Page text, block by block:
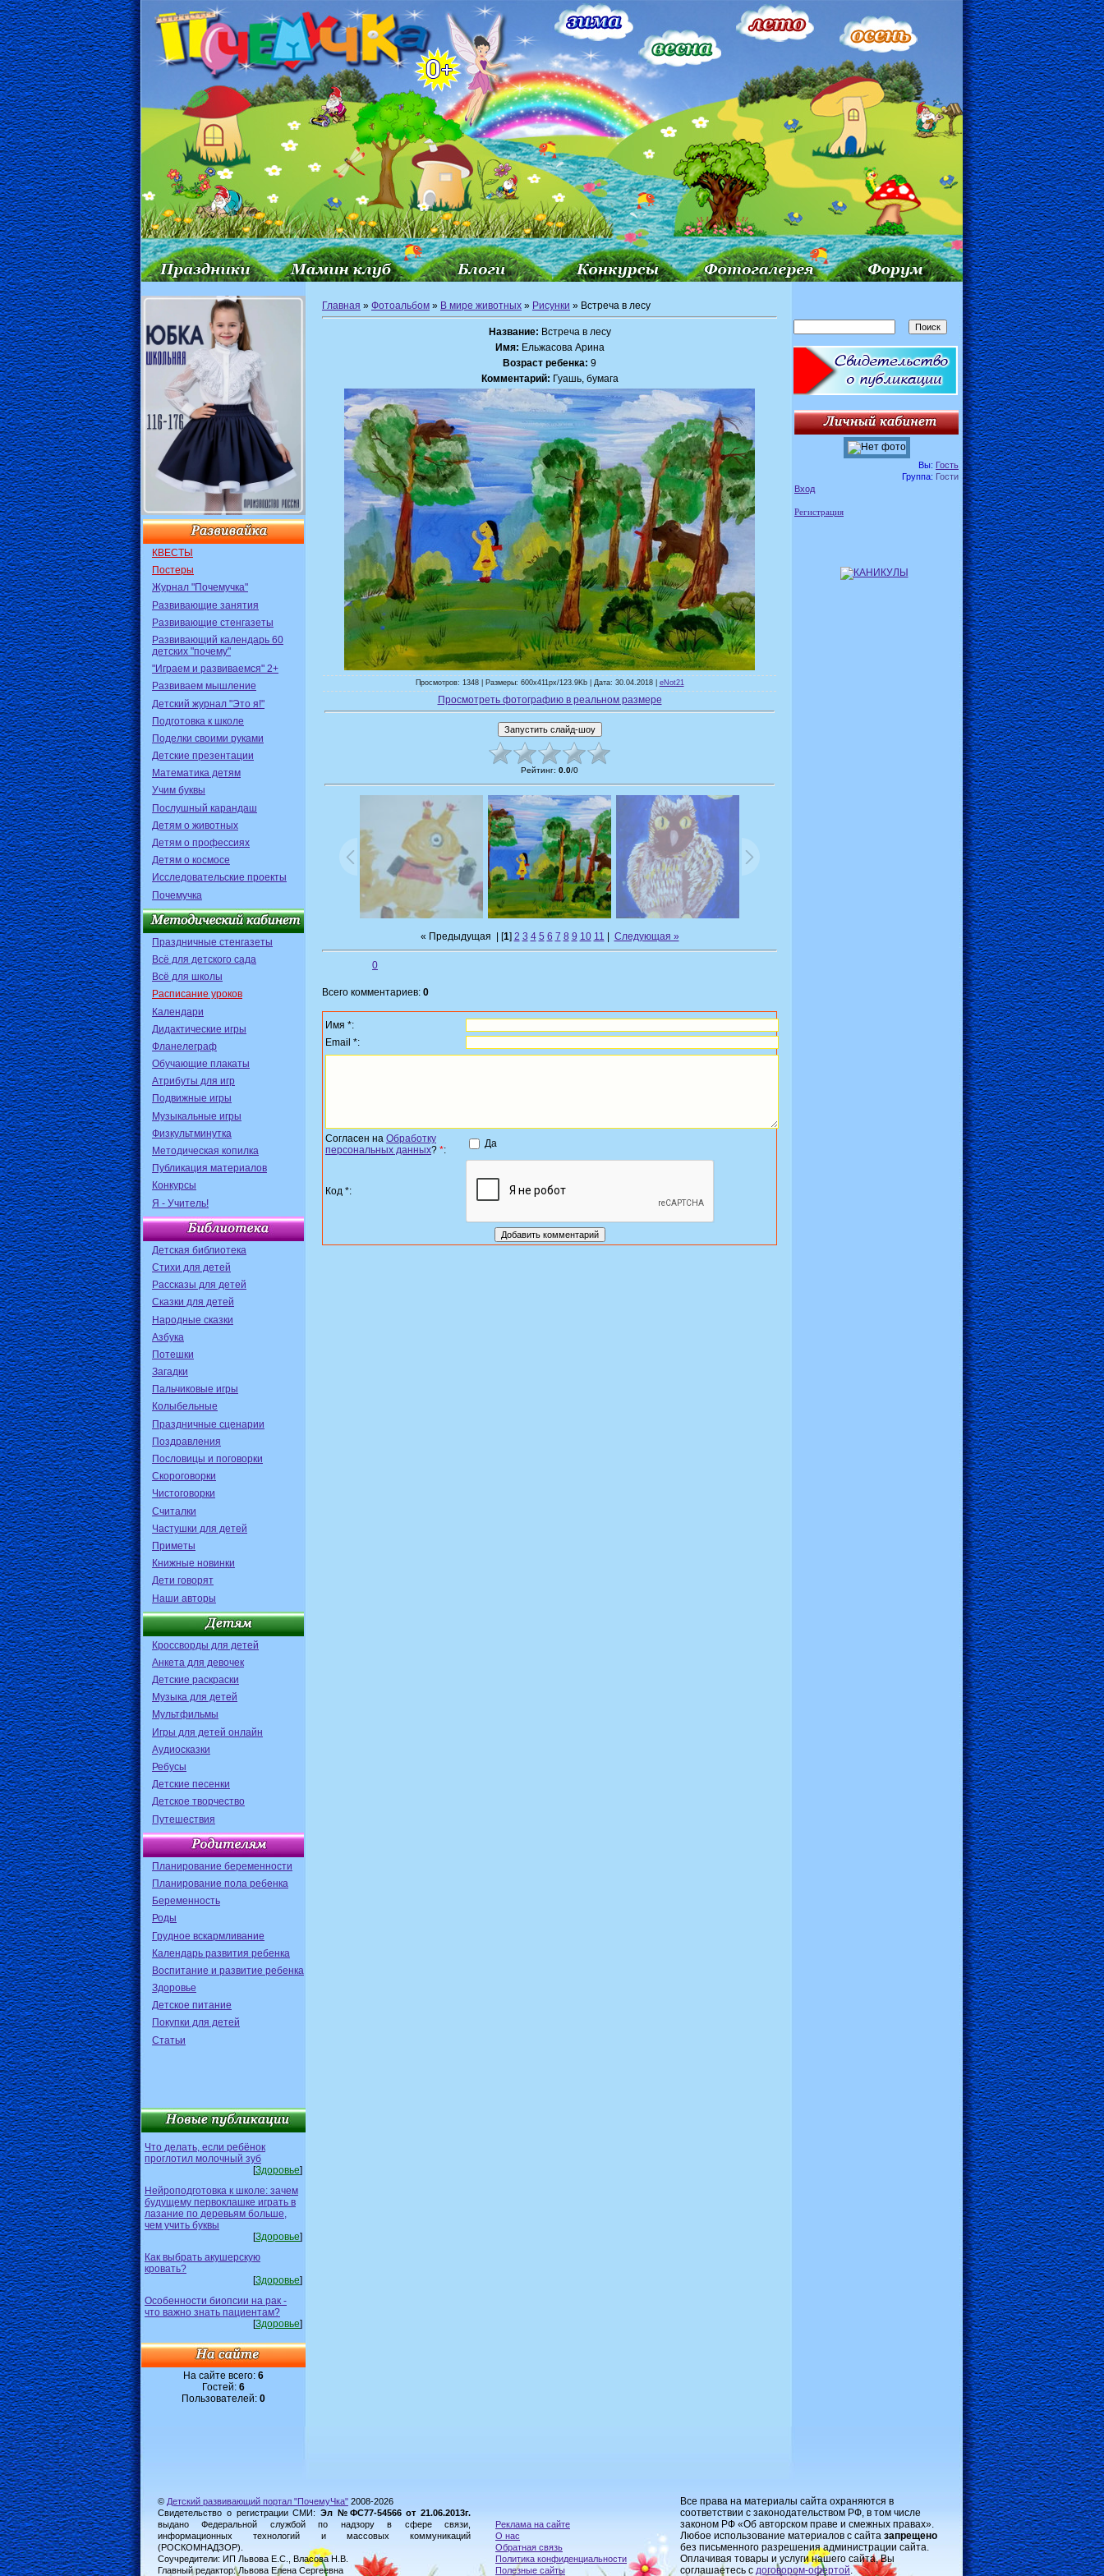
КВЕСТЫ
Постеры
Журнал "Почемучка"
Развивающие занятия
Развивающие стенгазеты
Развивающий календарь 60
детских "почему"
"Играем и развиваемся" 2+
Развиваем мышление
Детский журнал "Это я!"
Подготовка к школе
Поделки своими руками
Детские презентации
Математика детям
Учим буквы
Послушный карандаш
Детям о животных
Детям о профессиях
Детям о космосе
Исследовательские проекты
Почемучка
Праздничные стенгазеты
Всё для детского сада
Всё для школы
Расписание уроков
Календари
Дидактические игры
Фланелеграф
Обучающие плакаты
Атрибуты для игр
Подвижные игры
Музыкальные игры
Физкультминутка
Методическая копилка
Публикация материалов
Конкурсы
Я - Учитель!
Детская библиотека
Стихи для детей
Рассказы для детей
Сказки для детей
Народные сказки
Азбука
Потешки
Загадки
Пальчиковые игры
Колыбельные
Праздничные сценарии
Поздравления
Пословицы и поговорки
Скороговорки
Чистоговорки
Считалки
Частушки для детей
Приметы
Книжные новинки
Дети говорят
Наши авторы
Кроссворды для детей
Анкета для девочек
Детские раскраски
Музыка для детей
Мультфильмы
Игры для детей онлайн
Аудиосказки
Ребусы
Детские песенки
Детское творчество
Путешествия
Планирование беременности
Планирование пола ребенка
Беременность
Роды
Грудное вскармливание
Календарь развития ребенка
Воспитание и развитие ребенка
Здоровье
Детское питание
Покупки для детей
Статьи
Что делать, если ребёнок
проглотил молочный зуб
[Здоровье]
Нейроподготовка к школе: зачем
будущему первоклашке играть в
лазание по деревьям больше,
чем учить буквы
[Здоровье]
Как выбрать акушерскую
кровать?
[Здоровье]
Особенности биопсии на рак -
что важно знать пациентам?
[Здоровье]
На сайте всего: 6
Гостей: 6
Пользователей: 0
Главная » Фотоальбом » В мире животных » Рисунки » Встреча в лесу
Название: Встреча в лесу
Имя: Ельжасова Арина
Возраст ребенка: 9
Комментарий: Гуашь, бумага
Просмотров: 1348 | Размеры: 600x411px/123.9Kb | Дата: 30.04.2018 | eNot21
Просмотреть фотографию в реальном размере
Рейтинг: 0.0/0
« Предыдущая | [1] 2 3 4 5 6 7 8 9 10 11 Следующая »
0
Всего комментариев: 0
Имя *:
Email *:
Согласен на Обработку
персональных данных? *:
Да
Код *:
Вы: Гость
Группа: Гости
Вход
Регистрация
© Детский развивающий портал "ПочемуЧка" 2008-2026
Свидетельство о регистрации СМИ: Эл №ФС77-54566 от 21.06.2013г.
выдано Федеральной службой по надзору в сфере связи,
информационных технологий и массовых коммуникаций
(РОСКОМНАДЗОР).
Соучредители: ИП Львова Е.С., Власова Н.В.
Главный редактор: Львова Елена Сергеевна
Реклама на сайте
О нас
Обратная связь
Политика конфиденциальности
Полезные сайты
Все права на материалы сайта охраняются в
соответствии с законодательством РФ, в том числе
законом РФ «Об авторском праве и смежных правах».
Любое использование материалов с сайта запрещено
без письменного разрешения администрации сайта.
Оплачивая товары и услуги нашего сайта, Вы
соглашаетесь с договором-oфертой.